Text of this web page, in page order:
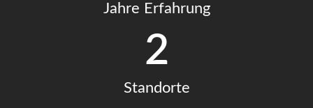
Jahre Erfahrung
2
Standorte